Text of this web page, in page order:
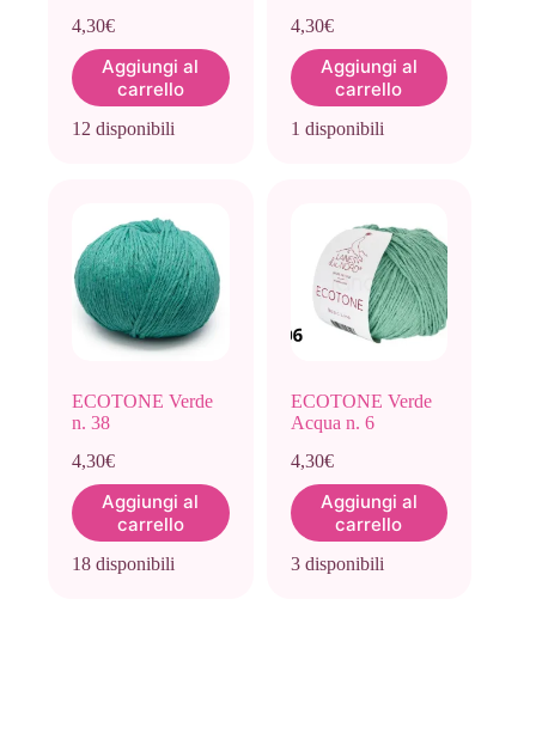
4,30€
Aggiungi al
carrello
12 disponibili
4,30€
Aggiungi al
carrello
1 disponibili
ECOTONE Verde
n. 38
4,30€
Aggiungi al
carrello
18 disponibili
ECOTONE Verde
Acqua n. 6
4,30€
Aggiungi al
carrello
3 disponibili